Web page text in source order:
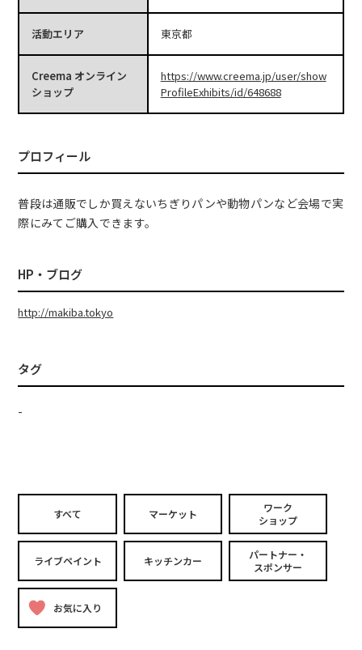
活動エリア 東京都
Creema オンライン
ショップ
https://www.creema.jp/user/show
ProfileExhibits/id/648688
プロフィール
普段は通販でしか買えないちぎりパンや動物パンなど会場で実
際にみてご購入できます。
HP・ブログ
http://makiba.tokyo
タグ
-
すべて マーケット
ワーク
ショップ
ライブペイント キッチンカー
パートナー・
スポンサー
お気に入り